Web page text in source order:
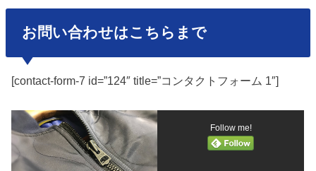
お問い合わせはこちらまで
[contact-form-7 id=”124″ title=”コンタクトフォーム 1″]
Follow me!